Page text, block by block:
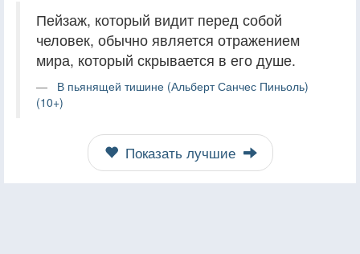
Пейзаж, который видит перед собой
человек, обычно является отражением
мира, который скрывается в его душе.
В пьянящей тишине (Альберт Санчес Пиньоль)
(10+)
Показать лучшие